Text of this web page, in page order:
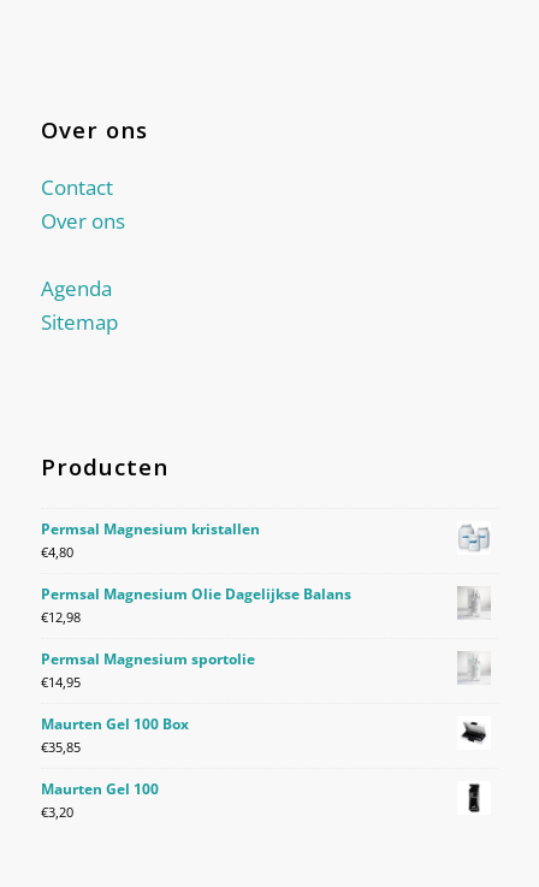
Over ons
Contact
Over ons
Agenda
Sitemap
Producten
Permsal Magnesium kristallen
€4,80
Permsal Magnesium Olie Dagelijkse Balans
€12,98
Permsal Magnesium sportolie
€14,95
Maurten Gel 100 Box
€35,85
Maurten Gel 100
€3,20